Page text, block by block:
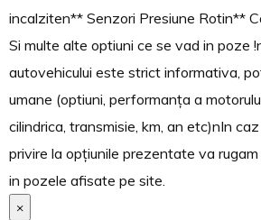
incalziten** Senzori Presiune Rotin**
Si multe alte optiuni ce se vad in poze
autovehicului este strict informativa,
umane (optiuni, performanța a
cilindrica, transmisie, km, an etc)nIn
privire la opțiunile prezentate va
in pozele afisate pe site.
×